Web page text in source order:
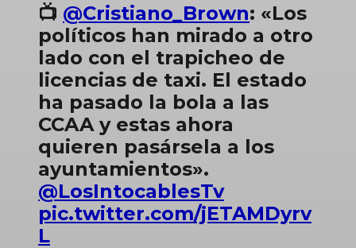
📺 @Cristiano_Brown: «Los
políticos han mirado a otro
lado con el trapicheo de
licencias de taxi. El estado
ha pasado la bola a las
CCAA y estas ahora
quieren pasársela a los
ayuntamientos».
@LosIntocablesTv
pic.twitter.com/jETAMDyrv
L